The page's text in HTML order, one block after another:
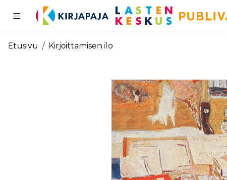
Etusivu Kirjoittamisen ilo